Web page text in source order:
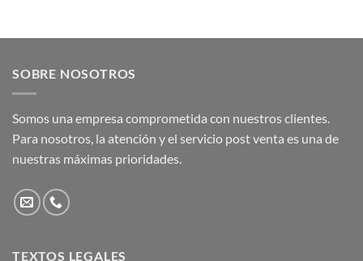
SOBRE NOSOTROS
Somos una empresa comprometida con nuestros clientes.
Para nosotros, la atención y el servicio post venta es una de
nuestras máximas prioridades.
TEXTOS LEGALES